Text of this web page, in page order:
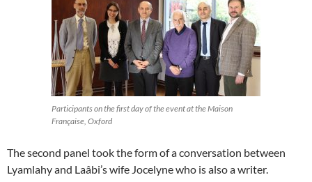
Participants on the first day of the event at the Maison
Française, Oxford
The second panel took the form of a conversation between
Lyamlahy and Laâbi’s wife Jocelyne who is also a writer.